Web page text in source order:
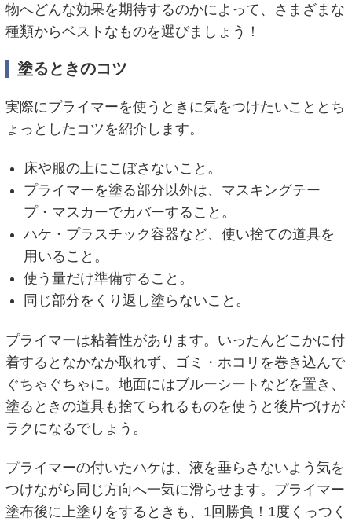
物へどんな効果を期待するのかによって、さまざまな
種類からベストなものを選びましょう！
塗るときのコツ
実際にプライマーを使うときに気をつけたいこととち
ょっとしたコツを紹介します。
床や服の上にこぼさないこと。
プライマーを塗る部分以外は、マスキングテー
プ・マスカーでカバーすること。
ハケ・プラスチック容器など、使い捨ての道具を
用いること。
使う量だけ準備すること。
同じ部分をくり返し塗らないこと。
プライマーは粘着性があります。いったんどこかに付
着するとなかなか取れず、ゴミ・ホコリを巻き込んで
ぐちゃぐちゃに。地面にはブルーシートなどを置き、
塗るときの道具も捨てられるものを使うと後片づけが
ラクになるでしょう。
プライマーの付いたハケは、液を垂らさないよう気を
つけながら同じ方向へ一気に滑らせます。プライマー
塗布後に上塗りをするときも、1回勝負！1度くっつく